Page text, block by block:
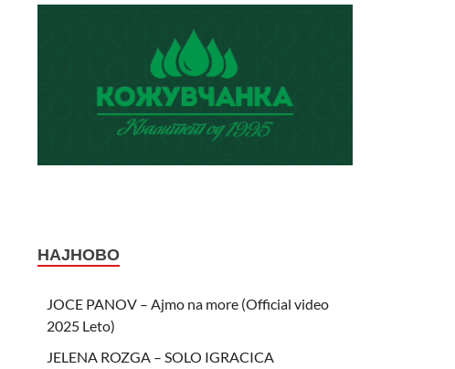
НАЈНОВО
JOCE PANOV – Ajmo na more (Official video
2025 Leto)
JELENA ROZGA – SOLO IGRACICA